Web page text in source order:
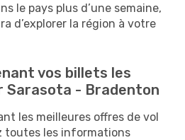
le pays plus d’une semaine,
d’explorer la région à votre
vos billets les
Sarasota - Bradenton
les meilleures offres de vol
toutes les informations